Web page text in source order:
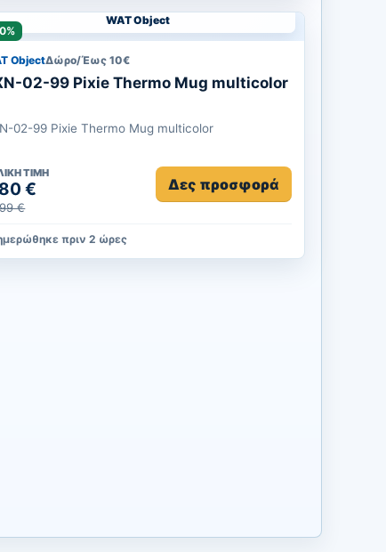
WAT Object
ObjectΔώρο/Έως 10‎€
02-99 Pixie Thermo Mug multicolor
02-99 Pixie Thermo Mug multicolor
ΤΙΜΉ
€
€
Δες προσφορά
πριν 2 ώρες